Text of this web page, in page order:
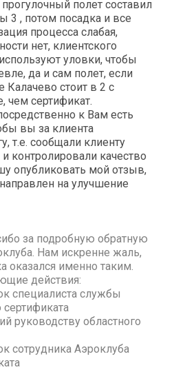
полет составил
3 , потом посадка и все
процесса слабая,
нет, клиентского
уловки, чтобы
да и сам полет, если
Калачево стоит в 2 с
сертификат.
к Вам есть
вы за клиента
т.е. сообщали клиенту
контролировали качество
опубликовать мой отзыв,
на улучшение
за подробную обратную
Нам искренне жаль,
оказался именно таким.
действия:
специалиста службы
руководству областного
сотрудника Аэроклуба